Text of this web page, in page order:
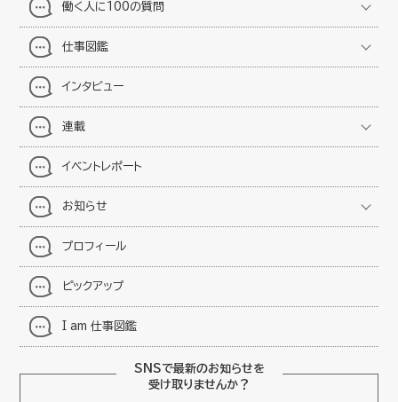
働く人に100の質問
仕事図鑑
インタビュー
連載
イベントレポート
お知らせ
プロフィール
ピックアップ
I am 仕事図鑑
SNSで最新のお知らせを
受け取りませんか？